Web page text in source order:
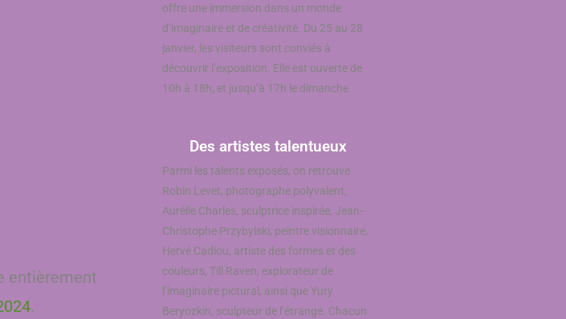
entièrement
.
offre une immersion dans un monde
d’imaginaire et de créativité. Du 25 au 28
janvier, les visiteurs sont conviés à
découvrir l’exposition. Elle est ouverte de
10h à 18h, et jusqu’à 17h le dimanche.
Des artistes talentueux
Parmi les talents exposés, on retrouve
Robin Levet, photographe polyvalent,
Aurélie Charles, sculptrice inspirée, Jean-
Christophe Przybylski, peintre visionnaire,
Hervé Cadiou, artiste des formes et des
couleurs, Till Raven, explorateur de
l’imaginaire pictural, ainsi que Yury
Beryozkin, sculpteur de l’étrange. Chacun